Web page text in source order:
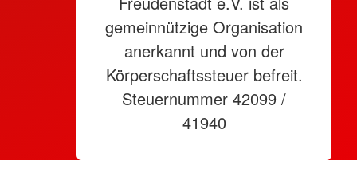
gemeinnützige Organisation
anerkannt und von der
Körperschaftssteuer befreit.
Steuernummer 42099 /
41940